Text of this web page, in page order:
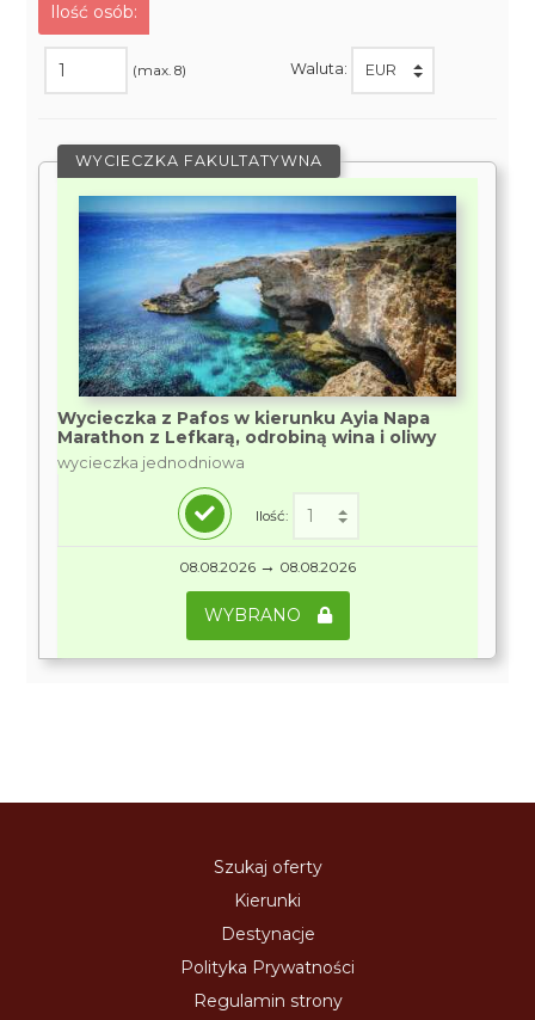
Ilość osób:
(max. 8) Waluta:
WYCIECZKA FAKULTATYWNA
Wycieczka z Pafos w kierunku Ayia Napa
Marathon z Lefkarą, odrobiną wina i oliwy
wycieczka jednodniowa
Ilość:
08.08.2026 → 08.08.2026
WYBRANO
Szukaj oferty
Kierunki
Destynacje
Polityka Prywatności
Regulamin strony